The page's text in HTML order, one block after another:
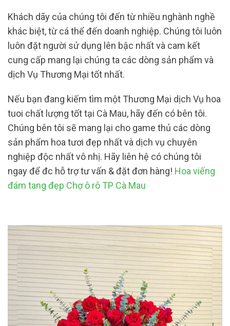
Khách dãy của chúng tôi đến từ nhiều nghành nghề
khác biệt, từ cá thể đến doanh nghiệp. Chúng tôi luôn
luôn đặt người sử dụng lên bậc nhất và cam kết
cung cấp mang lại chúng ta các dòng sản phẩm và
dịch Vụ Thương Mại tốt nhất.
Nếu bạn đang kiếm tìm một Thương Mại dịch Vụ hoa
tuoi chất lượng tốt tại Cà Mau, hãy đến có bên tôi.
Chúng bên tôi sẽ mang lại cho game thủ các dòng
sản phẩm hoa tươi đẹp nhất và dịch vụ chuyên
nghiệp độc nhất vô nhị. Hãy liên hệ có chúng tôi
ngay để đc hỗ trợ tư vấn & đặt đơn hàng! Hoa viếng
đám tang đẹp Chợ ô rô TP Cà Mau